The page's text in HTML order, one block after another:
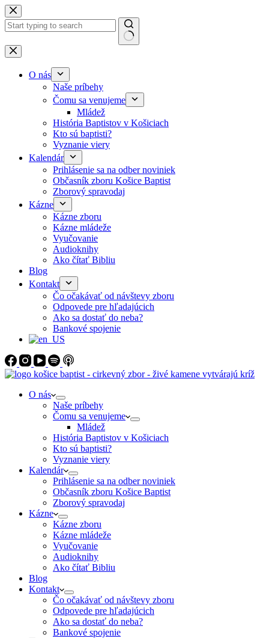
Skip to content
No results
O nás
Naše príbehy
Čomu sa venujeme
Mládež
História Baptistov v Košiciach
Kto sú baptisti?
Vyznanie viery
Kalendár
Prihlásenie sa na odber noviniek
Občasník zboru Košice Baptist
Zborový spravodaj
Kázne
Kázne zboru
Kázne mládeže
Vyučovanie
Audioknihy
Ako čítať Bibliu
Blog
Kontakt
Čo očakávať od návštevy zboru
Odpovede pre hľadajúcich
Ako sa dostať do neba?
Bankové spojenie
O nás
Naše príbehy
Čomu sa venujeme
Mládež
História Baptistov v Košiciach
Kto sú baptisti?
Vyznanie viery
Kalendár
Prihlásenie sa na odber noviniek
Občasník zboru Košice Baptist
Zborový spravodaj
Kázne
Kázne zboru
Kázne mládeže
Vyučovanie
Audioknihy
Ako čítať Bibliu
Blog
Kontakt
Čo očakávať od návštevy zboru
Odpovede pre hľadajúcich
Ako sa dostať do neba?
Bankové spojenie